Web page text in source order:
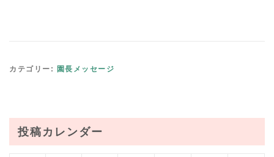
カテゴリー: 園長メッセージ
投稿カレンダー